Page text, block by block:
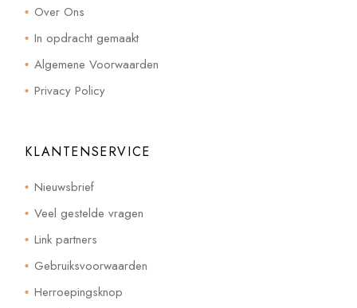
Over Ons
In opdracht gemaakt
Algemene Voorwaarden
Privacy Policy
KLANTENSERVICE
Nieuwsbrief
Veel gestelde vragen
Link partners
Gebruiksvoorwaarden
Herroepingsknop